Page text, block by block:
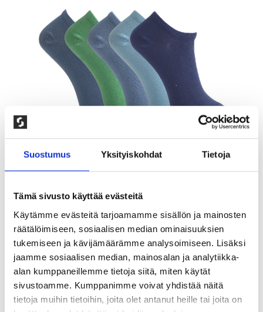
Suostumus Yksityiskohdat Tietoja
Tämä sivusto käyttää evästeitä
Käytämme evästeitä tarjoamamme sisällön ja mainosten
räätälöimiseen, sosiaalisen median ominaisuuksien
tukemiseen ja kävijämäärämme analysoimiseen. Lisäksi
jaamme sosiaalisen median, mainosalan ja analytiikka-
alan kumppaneillemme tietoja siitä, miten käytät
sivustoamme. Kumppanimme voivat yhdistää näitä
tietoja muihin tietoihin, joita olet antanut heille tai joita on
5-PAKKAUS LASTEN
SNEAKERSUKAT, SININEN MIX
100,00kr
Kivat matalavartiset lasten sukat. Kevyt